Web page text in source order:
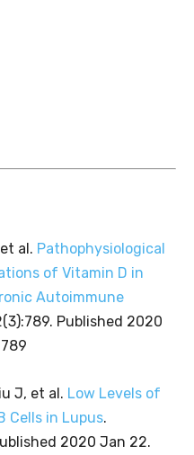
al. Pathophysiological
of Vitamin D in
Autoimmune
Published 2020
J, et al. Low Levels of
Cells in Lupus.
2020 Jan 22.